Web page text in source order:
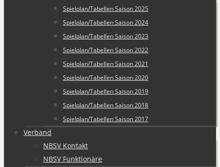
Spielplan/Tabellen Saison 2025
Spielplan/Tabellen Saison 2024
Spielplan/Tabellen Saison 2023
Spielplan/Tabellen Saison 2022
Spielplan/Tabellen Saison 2021
Spielplan/Tabellen Saison 2020
Spielplan/Tabellen Saison 2019
Spielplan/Tabellen Saison 2018
Spielplan/Tabellen Saison 2017
Verband
NBSV Kontakt
NBSV Funktionäre